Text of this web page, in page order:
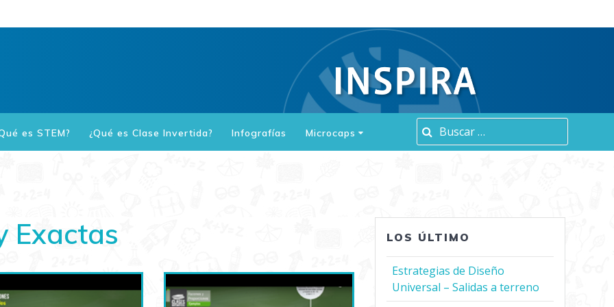
es STEM? ¿Qué es Clase Invertida? Infografías Microcaps
Exactas LOS ÚLTIMO
Estrategias de Diseño
Universal – Salidas a terreno